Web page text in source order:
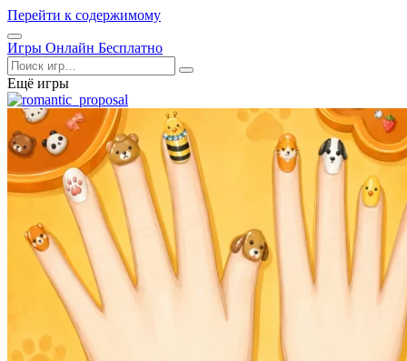
Перейти к содержимому
Открыть
меню
Игры Онлайн Бесплатно
Поиск
Ещё игры